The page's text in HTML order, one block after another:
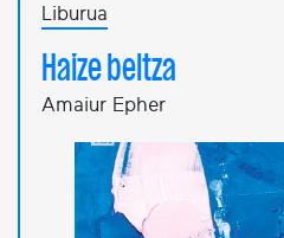
Liburua
Haize beltza
Amaiur Epher